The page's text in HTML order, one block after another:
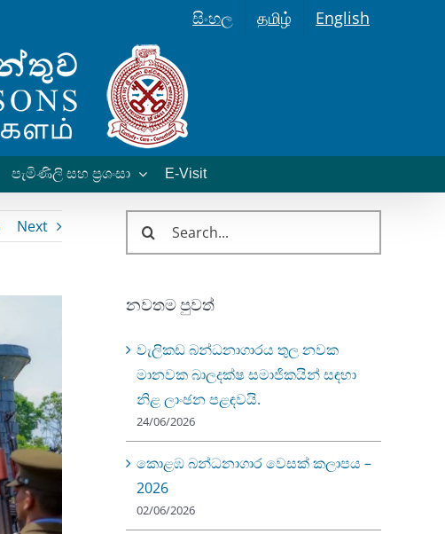
සිංහල தமிழ் English
පැමිණිලි සහ ප්‍රශංසා E-Visit
Next
Search
නවතම පුවත්
වැලිකඩ බන්ධනාගාරය තුල නවක
මානවක බාලදක්ෂ සමාජිකයින් සඳහා
නිළ ලාංඡන පළඳවයි.
24/06/2026
කොළඹ බන්ධනාගාර වෙසක් කලාපය –
2026
02/06/2026